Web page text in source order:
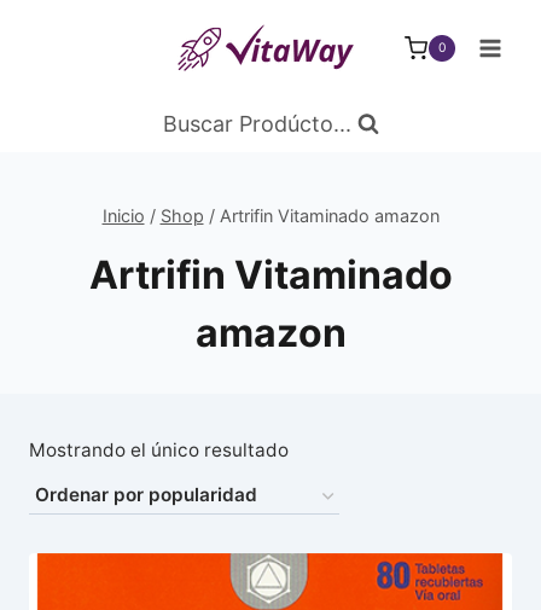
0
Buscar Prodúcto...
Inicio / Shop / Artrifin Vitaminado amazon
Artrifin Vitaminado
amazon
Mostrando el único resultado